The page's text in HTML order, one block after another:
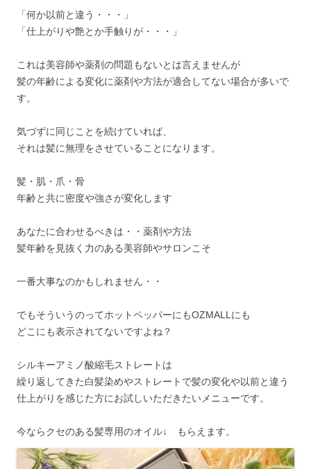
「何か以前と違う・・・」
「仕上がりや艶とか手触りが・・・」
これは美容師や薬剤の問題もないとは言えませんが
髪の年齢による変化に薬剤や方法が適合してない場合が多いで
す。
気づずに同じことを続けていれば、
それは髪に無理をさせていることになります。
髪・肌・爪・骨
年齢と共に密度や強さが変化します
あなたに合わせるべきは・・薬剤や方法
髪年齢を見抜く力のある美容師やサロンこそ
一番大事なのかもしれません・・
でもそういうのってホットペッパーにもOZMALLにも
どこにも表示されてないですよね？
シルキーアミノ酸縮毛ストレートは
繰り返してきた白髪染めやストレートで髪の変化や以前と違う
仕上がりを感じた方にお試しいただきたいメニューです。
今ならクセのある髪専用のオイル↓ もらえます。